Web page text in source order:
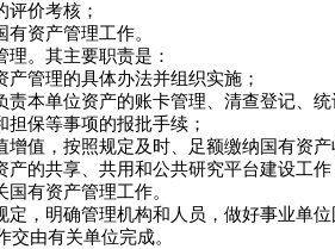
价考核；
资产管理工作。
。其主要职责是：
管理的具体办法并组织实施；
单位资产的账卡管理、清查登记、统
保等事项的报批手续；
值，按照规定及时、足额缴纳国有资产
的共享、共用和公共研究平台建设工作
有资产管理工作。
明确管理机构和人员，做好事业单位
由有关单位完成。